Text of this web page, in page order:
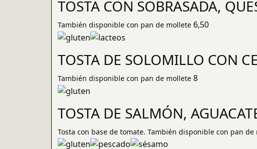
TOSTA CON SOBRASADA,
También disponible con pan de mollete 6,50
TOSTA DE SOLOMILLO CON
También disponible con pan de mollete 8
TOSTA DE SALMÓN,
Tosta con base de tomate. También disponible con pan de